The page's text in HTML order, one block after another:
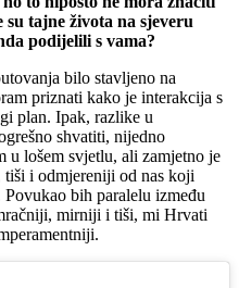
tajne života na sjeveru
podijelili s vama?
bilo stavljeno na
priznati kako je interakcija s
plan. Ipak, razlike u
shvatiti, nijedno
u lošem svjetlu, ali zamjetno je
i odmjereniji od nas koji
bih paralelu između
mirniji i tiši, mi Hrvati